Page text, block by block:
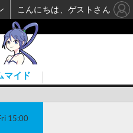
マイド
15:00
こんにちは、ゲストさん